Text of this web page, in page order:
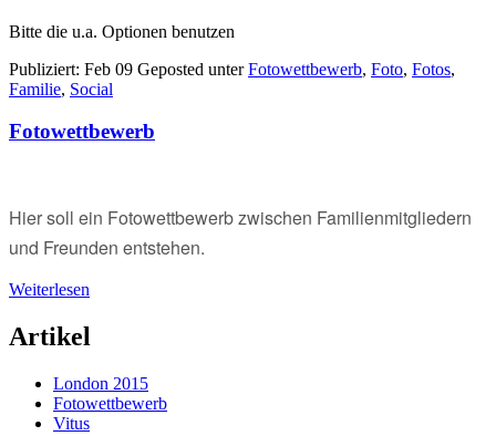
Bitte die u.a. Optionen benutzen
Publiziert: Feb 09 Geposted unterFotowettbewerb, Foto, Fotos,
Familie, Social
Fotowettbewerb
Hier soll ein Fotowettbewerb zwischen Familienmitgliedern
und Freunden entstehen.
Weiterlesen
Artikel
London 2015
Fotowettbewerb
Vitus